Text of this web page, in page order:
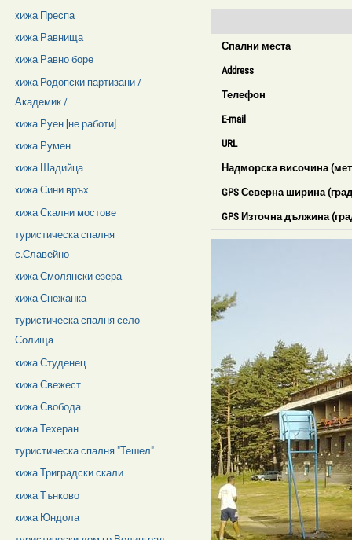
Спални места
Address
Телефон
E-mail
URL
Надморска височина
GPS Северна ширина
GPS Източна дължина
xижа Преспа
xижа Равнища
xижа Равно боре
xижа Родопски партизани /
Академик /
xижа Руен [не работи]
xижа Румен
xижа Шадийца
xижа Сини връх
xижа Скални мостове
туристическа спалня
с.Славейно
xижа Смолянски езера
xижа Снежанка
туристическа спалня село
Солища
xижа Студенец
xижа Свежест
xижа Свобода
xижа Техеран
туристическа спалня "Тешел"
xижа Триградски скали
xижа Тънково
xижа Юндола